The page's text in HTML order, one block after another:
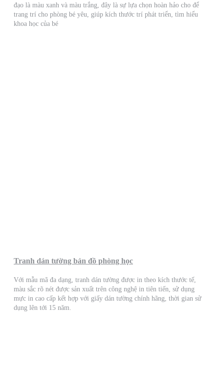
đạo là màu xanh và màu trắng, đây là sự lựa chọn hoàn hảo cho để
trang trí cho phòng bé yêu, giúp kích thước trí phát triển, tìm hiểu
khoa học của bé
Tranh dán tường bản đồ phòng học
Với mẫu mã đa dạng, tranh dán tường được in theo kích thước tế,
màu sắc rõ nét được sản xuất trên công nghệ in tiên tiến, sử dụng
mực in cao cấp kết hợp với giấy dán tường chính hãng, thời gian sử
dụng lên tới 15 năm.